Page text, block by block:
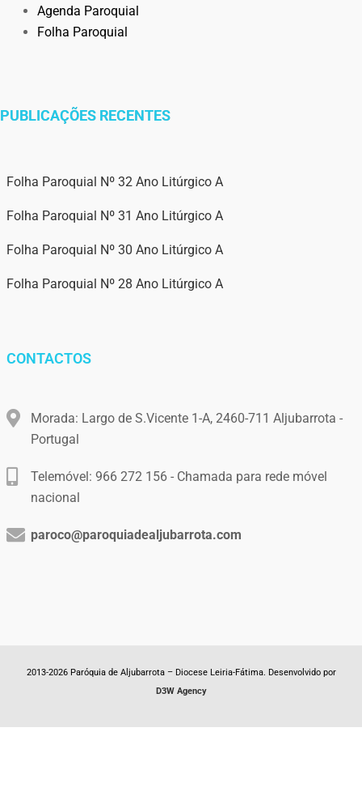
Agenda Paroquial
Folha Paroquial
PUBLICAÇÕES RECENTES
Folha Paroquial Nº 32 Ano Litúrgico A
Folha Paroquial Nº 31 Ano Litúrgico A
Folha Paroquial Nº 30 Ano Litúrgico A
Folha Paroquial Nº 28 Ano Litúrgico A
CONTACTOS
Morada: Largo de S.Vicente 1-A, 2460-711 Aljubarrota -
Portugal
Telemóvel: 966 272 156 - Chamada para rede móvel
nacional
paroco@paroquiadealjubarrota.com
2013-2026 Paróquia de Aljubarrota – Diocese Leiria-Fátima. Desenvolvido por
D3W Agency